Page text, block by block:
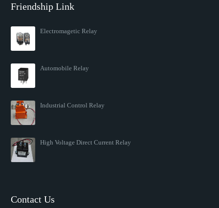
Friendship Link
Electromagetic Relay
Automobile Relay
Industrial Control Relay
High Voltage Direct Current Relay
Contact Us